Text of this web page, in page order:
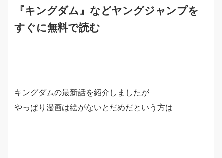
『キングダム』などヤングジャンプを
すぐに無料で読む
キングダムの最新話を紹介しましたが
やっぱり漫画は絵がないとだめだという方は